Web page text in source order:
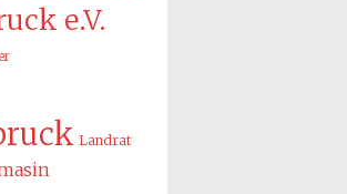
e.V.
Landrat